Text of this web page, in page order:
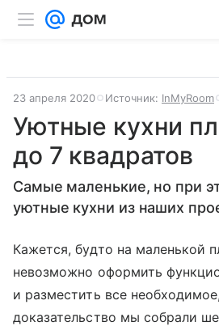
23 апреля 2020 Источник: InMyRoom
Уютные кухни
до 7 квадратов
Самые маленькие, но при
уютные кухни из наших
Кажется, будто на маленькой
невозможно оформить
и разместить все
доказательство мы собрали